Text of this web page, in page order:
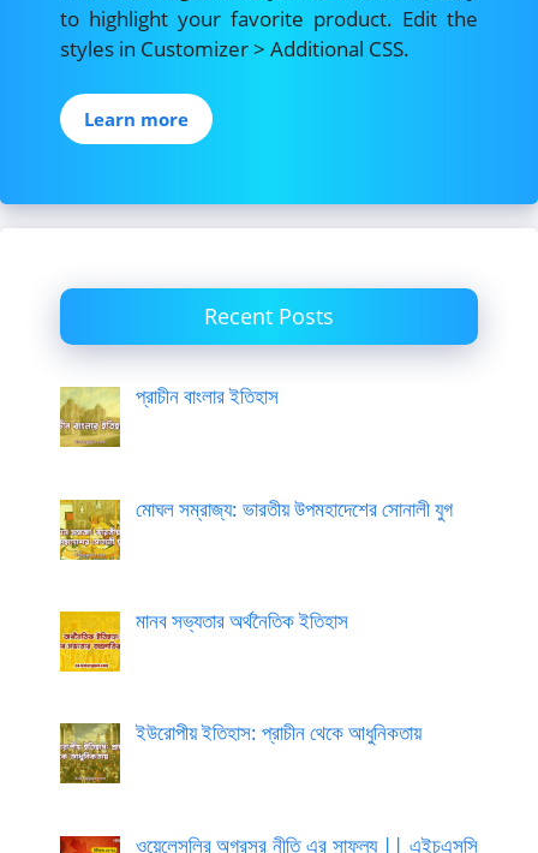
to highlight your favorite product. Edit the
styles in Customizer > Additional CSS.
Learn more
Recent Posts
প্রাচীন বাংলার ইতিহাস
মোঘল সম্রাজ্য: ভারতীয় উপমহাদেশের সোনালী যুগ
মানব সভ্যতার অর্থনৈতিক ইতিহাস
ইউরোপীয় ইতিহাস: প্রাচীন থেকে আধুনিকতায়
ওয়েলেসলির অগ্রসর নীতি এর সাফল্য || এইচএসসি